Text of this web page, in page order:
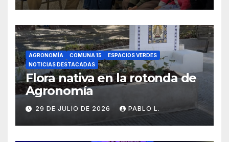
AGRONOMÍA COMUNA 15
ESPACIOS VERDES
NOTICIAS DESTACADAS
Flora nativa en la rotonda de
Agronomía
29 DE JULIO DE 2026 PABLO L.